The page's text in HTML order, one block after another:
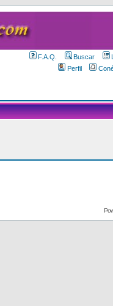
F.A.Q. Buscar
Perfil